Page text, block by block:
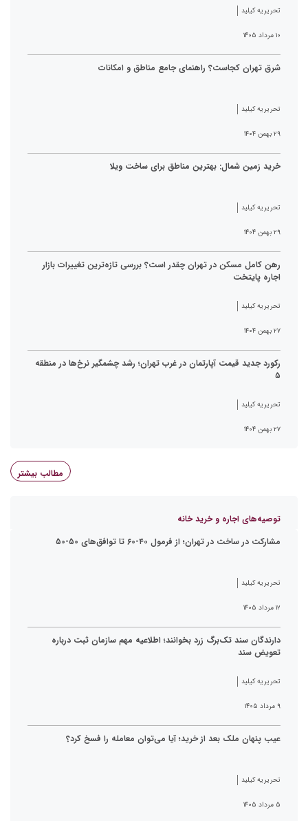
تحریریه کیلید
۱۰ مرداد ۱۴۰۵
شرق تهران کجاست؟ راهنمای جامع مناطق و امکانات
تحریریه کیلید
۲۹ بهمن ۱۴۰۴
خرید زمین شمال: بهترین مناطق برای ساخت ویلا
تحریریه کیلید
۲۹ بهمن ۱۴۰۴
رهن کامل مسکن در تهران چقدر است؟ بررسی تازه‌ترین تغییرات بازار
اجاره پایتخت
تحریریه کیلید
۲۷ بهمن ۱۴۰۴
رکورد جدید قیمت آپارتمان در غرب تهران؛ رشد چشمگیر نرخ‌ها در منطقه
۵
تحریریه کیلید
۲۷ بهمن ۱۴۰۴
مطالب بیشتر
توصیه‌های اجاره و خرید خانه
مشارکت در ساخت در تهران؛ از فرمول ۴۰-۶۰ تا توافق‌های ۵۰-۵۰
تحریریه کیلید
۱۲ مرداد ۱۴۰۵
دارندگان سند تک‌برگ زرد بخوانند؛ اطلاعیه مهم سازمان ثبت درباره
تعویض سند
تحریریه کیلید
۹ مرداد ۱۴۰۵
عیب پنهان ملک بعد از خرید؛ آیا می‌توان معامله را فسخ کرد؟
تحریریه کیلید
۵ مرداد ۱۴۰۵